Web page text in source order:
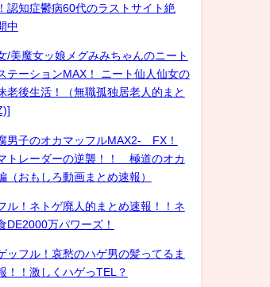
認知症鬱病60代のラストサイト絶
中
/美魔女ッ娘メグみみちゃんのニート
テーションMAX！ ニート仙人仙女の
老後生活！（無職孤独居老人的まと
男子のオカマッフルMAX2- FX！
トレーダーの逆襲！！ 極道のオカ
（おもしろ動画まとめ速報）
ル！ネトゲ廃人的まとめ速報！！ネ
DE2000万パワーズ！
ッフル！哀愁のハゲ男の髪ってるま
！！激しくハゲっTEL？